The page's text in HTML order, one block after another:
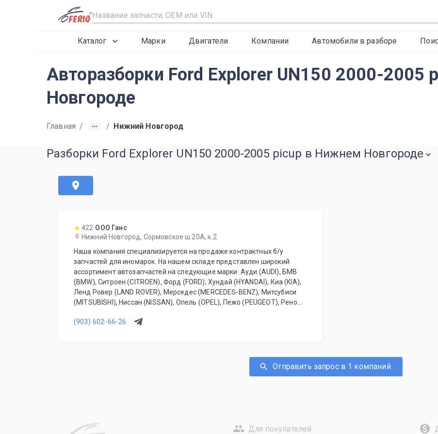
R
Каталог Марки Двигатели Компании Автомобили в разборе
Авторазборки Ford Explorer UN150 2000-
Новгороде
Главная / / Нижний Новгород
Разборки Ford Explorer UN150 2000-2005 picup в Нижнем Новгороде
422 ООО Ганс
Нижний Новгород, Сормовское ш.20А, к.2
Наша компания специализируется на продаже контрактных б/у
запчастей для иномарок. На нашем складе представлен широкий
ассортимент автозапчастей на следующие марки: Ауди (AUDI), БМВ
(BMW), Ситроен (CITROEN), Форд (FORD), Хундай (HYANDAI), Киа (KIA),
Ленд Ровер (LAND ROVER), Мерседес (MERCEDES-BENZ), Митсубиси
(MITSUBISHI), Ниссан (NISSAN), Опель (OPEL), Пежо (PEUGEOT), Рено
(VOLKSWAGEN) и многие другие; Склад регулярно пополняется!
(903) 602-66-26
Отправить запрос в 1 компаний
Для покупателей